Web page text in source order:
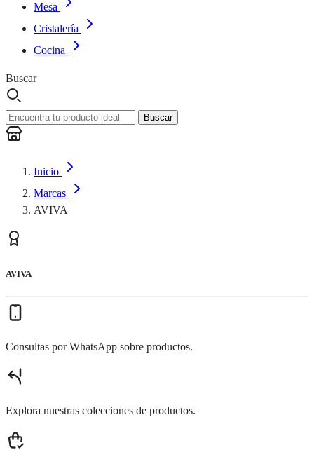
Mesa
Cristalería
Cocina
Buscar
Buscar
Inicio
Marcas
AVIVA
AVIVA
Consultas por WhatsApp sobre productos.
Explora nuestras colecciones de productos.